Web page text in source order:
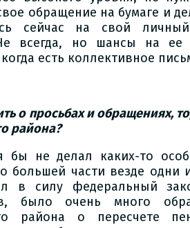
обращение на бумаге и
сейчас на свой
всегда, но шансы на ее
есть коллективное
о просьбах и обращениях,
района?
не делал каких-то
большей части везде одни
в силу федеральный
было очень много
района о пересчете